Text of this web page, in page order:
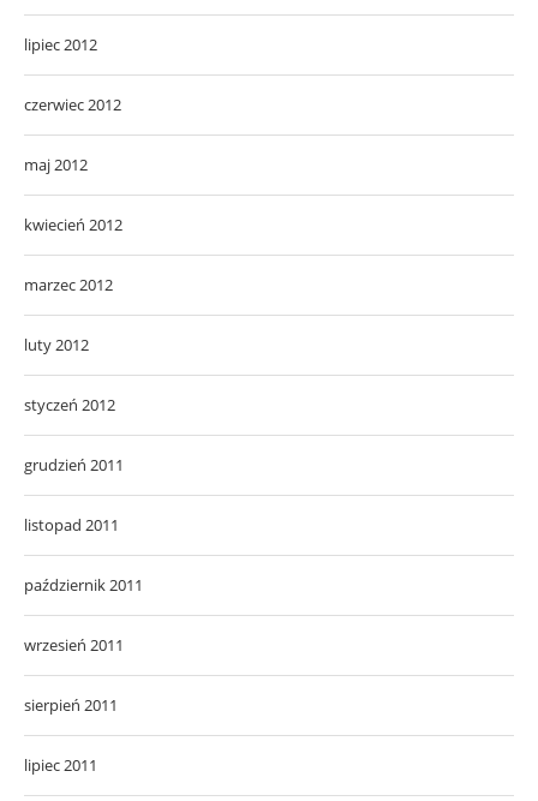
lipiec 2012
czerwiec 2012
maj 2012
kwiecień 2012
marzec 2012
luty 2012
styczeń 2012
grudzień 2011
listopad 2011
październik 2011
wrzesień 2011
sierpień 2011
lipiec 2011